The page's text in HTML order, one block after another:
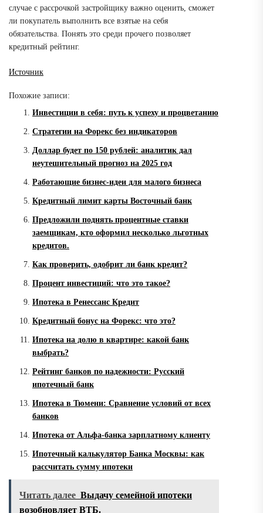
случае с рассрочкой застройщику важно оценить, сможет
ли покупатель выполнить все взятые на себя
обязательства. Понять это среди прочего позволяет
кредитный рейтинг.
Источник
Похожие записи:
Инвестиции в себя: путь к успеху и процветанию
Стратегии на Форекс без индикаторов
Доллар будет по 150 рублей: аналитик дал
неутешительный прогноз на 2025 год
Работающие бизнес-идеи для малого бизнеса
Кредитный лимит карты Восточный банк
Предложили поднять процентные ставки
заемщикам, кто оформил несколько льготных
кредитов.
Как проверить, одобрит ли банк кредит?
Процент инвестиций: что это такое?
Ипотека в Ренессанс Кредит
Кредитный бонус на Форекс: что это?
Ипотека на долю в квартире: какой банк
выбрать?
Рейтинг банков по надежности: Русский
ипотечный банк
Ипотека в Тюмени: Сравнение условий от всех
банков
Ипотека от Альфа-банка зарплатному клиенту
Ипотечный калькулятор Банка Москвы: как
рассчитать сумму ипотеки
Читать далее Выдачу семейной ипотеки
возобновляет ВТБ.